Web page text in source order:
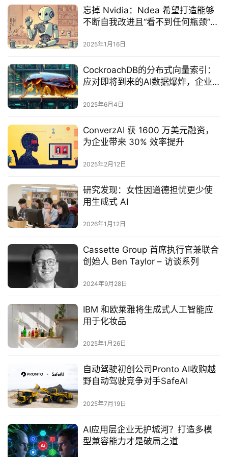
忘掉 Nvidia：Ndea 希望打造能够
不断自我改进且“看不到任何瓶颈”的
2025年1月16日
CockroachDB的分布式向量索引：
应对即将到来的AI数据爆炸，企业
2025年6月4日
ConverzAI 获 1600 万美元融资，
为企业带来 30% 效率提升
2025年2月12日
研究发现：女性因道德担忧更少使
用生成式 AI
2026年1月12日
Cassette Group 首席执行官兼联合
创始人 Ben Taylor – 访谈系列
2024年9月28日
IBM 和欧莱雅将生成式人工智能应
用于化妆品
2025年1月26日
自动驾驶初创公司Pronto AI收购越
野自动驾驶竞争对手SafeAI‌
2025年7月19日
AI应用层企业无护城河？打造多模
型兼容能力才是破局之道